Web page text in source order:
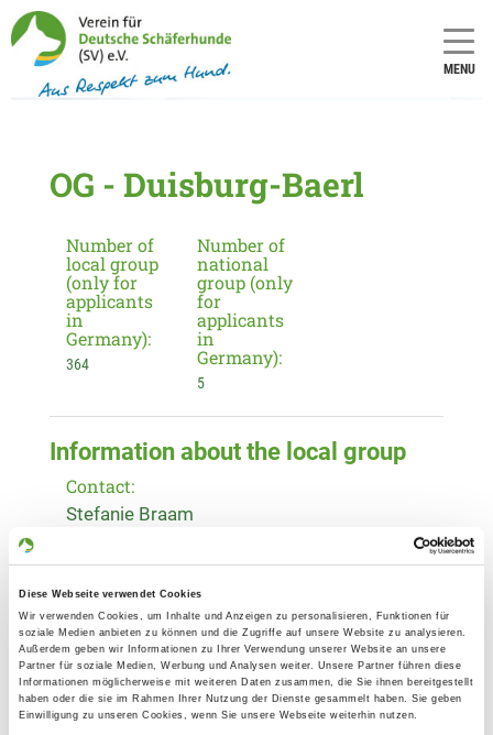
Diese Webseite verwendet Cookies
Wir verwenden Cookies, um Inhalte und Anzeigen zu personalisieren, Funktionen für
soziale Medien anbieten zu können und die Zugriffe auf unsere Website zu analysieren.
Außerdem geben wir Informationen zu Ihrer Verwendung unserer Website an unsere
Partner für soziale Medien, Werbung und Analysen weiter. Unsere Partner führen diese
Informationen möglicherweise mit weiteren Daten zusammen, die Sie ihnen bereitgestellt
haben oder die sie im Rahmen Ihrer Nutzung der Dienste gesammelt haben. Sie geben
Einwilligung zu unseren Cookies, wenn Sie unsere Webseite weiterhin nutzen.
MENU
OG - Duisburg-Baerl
Number of
local group
(only for
applicants
in
Germany):
364
Number of
national
group (only
for
applicants
in
Germany):
5
Information about the local group
Contact:
Stefanie Braam
47166 Duisburg
Training ground:
Voßbuschstraße
47199 Duisburg-Baerl
Handy:
0176 31474313